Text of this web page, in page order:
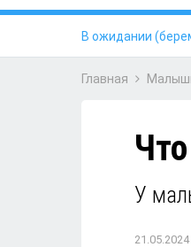
В ожидании
Главная
У